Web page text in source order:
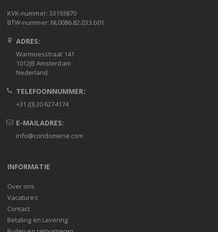
KVK-nummer: 33193870
BTW-nummer: NL0086.82.033.b01
ADRES:
Warmoesstraat 141
1012JB Amsterdam
Nederland
TELEFOONNUMMER:
+31 (0) 20 6274174
E-MAILADRES:
info@condomerie.com
INFORMATIE
Over ons
Vacatures
Contact
Betaling en Levering